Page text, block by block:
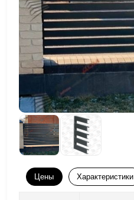
Цены Характеристики